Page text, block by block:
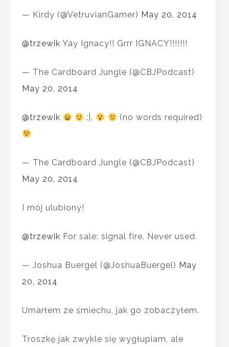
— Kirdy (@VetruvianGamer) May 20, 2014
@trzewik Yay Ignacy!! Grrr IGNACY!!!!!!!
— The Cardboard Jungle (@CBJPodcast)
May 20, 2014
@trzewik :|. (no words required)
— The Cardboard Jungle (@CBJPodcast)
May 20, 2014
I mój ulubiony!
@trzewik For sale: signal fire. Never used.
— Joshua Buergel (@JoshuaBuergel) May
20, 2014
Umarłem ze śmiechu, jak go zobaczyłem.
Troszkę jak zwykle się wygłupiam, ale